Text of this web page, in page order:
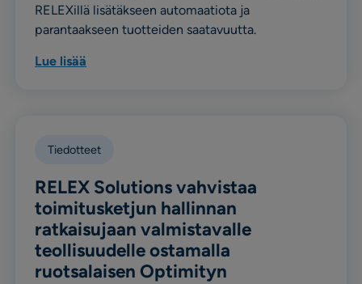
RELEXillä lisätäkseen automaatiota ja
parantaakseen tuotteiden saatavuutta.
Lue lisää
Tiedotteet
RELEX Solutions vahvistaa
toimitusketjun hallinnan
ratkaisujaan valmistavalle
teollisuudelle ostamalla
ruotsalaisen Optimityn